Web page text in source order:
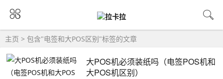
主页 > 包含"电签和大POS区别"标签的文章
大POS机必须装纸吗（电签POS机和
大POS机区别）